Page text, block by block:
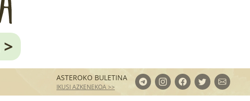
>
ASTEROKO BULETINA
IKUSI AZKENEKOA >>